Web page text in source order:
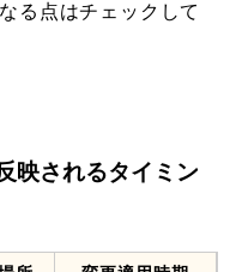
る点はチェックして
映されるタイミン